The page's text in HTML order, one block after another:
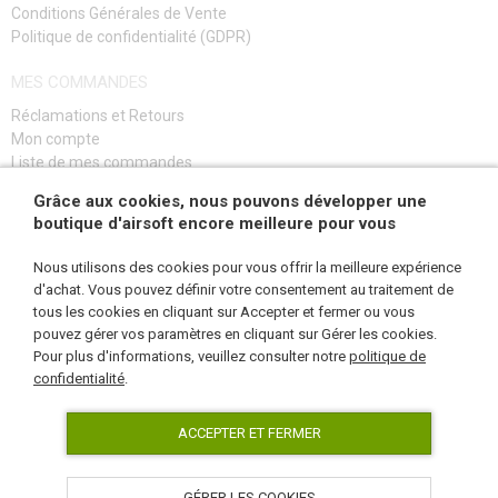
JEUX DE CONSTRUCTION, MAQUETTES
MARCHANDISES ENDOMMAGÉES ET USAGÉES
NOUVEAUTÉS
PROMOTION
CONTACTEZ NOUS
Conditions Générales de Vente
Politique de confidentialité (GDPR)
MES COMMANDES
Réclamations et Retours
Mon compte
Liste de mes commandes
S'INSCRIRE
NOUS SUIVRE
Grâce aux cookies, nous pouvons développer une
boutique d'airsoft encore meilleure pour vous
Nous utilisons des cookies pour vous offrir la meilleure expérience
d'achat. Vous pouvez définir votre consentement au traitement de
tous les cookies en cliquant sur Accepter et fermer ou vous
pouvez gérer vos paramètres en cliquant sur Gérer les cookies.
Pour plus d'informations, veuillez consulter notre politique de
confidentialité.
ACCEPTER ET FERMER